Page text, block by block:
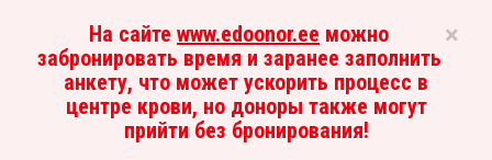
×
На сайте www.edoonor.ee можно
забронировать время и заранее заполнить
анкету, что может ускорить процесс в
центре крови, но доноры также могут
прийти без бронирования!